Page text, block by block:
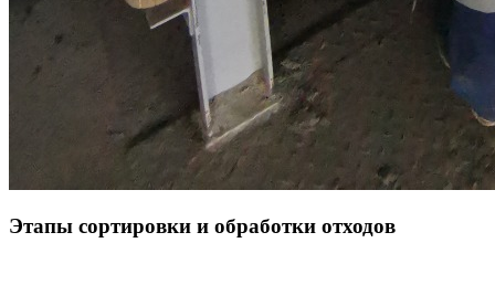
Этапы сортировки и обработки отходов